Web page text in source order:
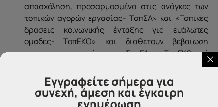
απασχόληση, προσαρμοσμένα στις ανάγκες των
τοπικών αγορών εργασίας- ΤοπΣΑ» και «Τοπικές
δράσεις κοινωνικής ένταξης για ευάλωτες
ομάδες- ΤοπΕΚΟ» και διαθέτουν βεβαίωση
συμμετοχής σε πρόγραμμα ΤοπΣΑ και ΤοπΕΚΟ από
Η επιχορήγηση για κάθε ημέρα πλήρους απασχόλησης
για τους ωφελούμενους ανέργους (μισθωτοί και
ημερομίσθιοι) κάτω των 25 ετών ανέρχεται στο ποσό
Εγγραφείτε σήμερα για
συνεχή, άμεση και έγκαιρη
ενημέρωση